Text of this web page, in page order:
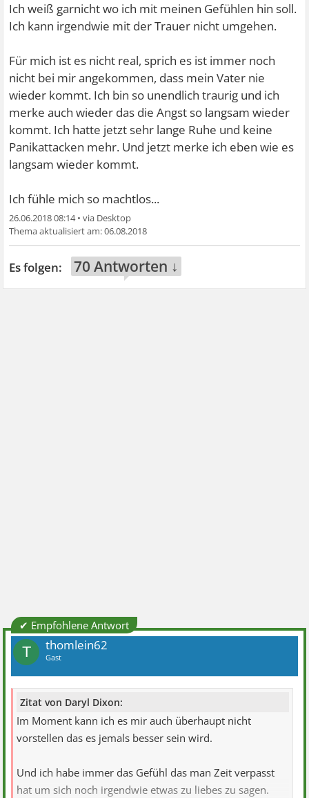
Ich weiß garnicht wo ich mit meinen Gefühlen hin soll.
Ich kann irgendwie mit der Trauer nicht umgehen.
Für mich ist es nicht real, sprich es ist immer noch
nicht bei mir angekommen, dass mein Vater nie
wieder kommt. Ich bin so unendlich traurig und ich
merke auch wieder das die Angst so langsam wieder
kommt. Ich hatte jetzt sehr lange Ruhe und keine
Panikattacken mehr. Und jetzt merke ich eben wie es
langsam wieder kommt.
Ich fühle mich so machtlos...
26.06.2018 08:14•
06.08.2018
70 Antworten ↓
✔ Empfohlene Antwort
T thomlein62
Gast
Zitat von Daryl Dixon:
Im Moment kann ich es mir auch überhaupt nicht
vorstellen das es jemals besser sein wird.
Und ich habe immer das Gefühl das man Zeit verpasst
hat um sich noch irgendwie etwas zu liebes zu sagen.